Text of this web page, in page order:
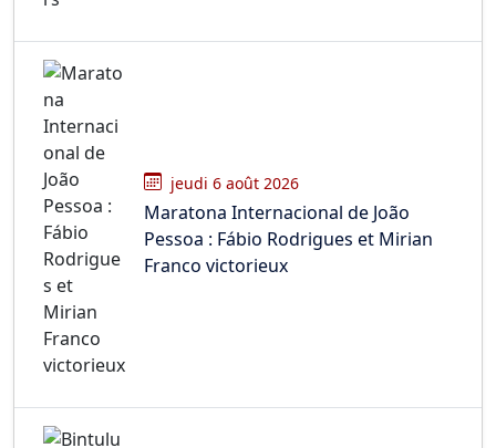
jeudi 6 août 2026
Maratona Internacional de João
Pessoa : Fábio Rodrigues et Mirian
Franco victorieux